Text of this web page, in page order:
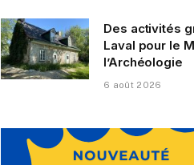
Des activités
Laval pour le
l’Archéologie
6 août 2026